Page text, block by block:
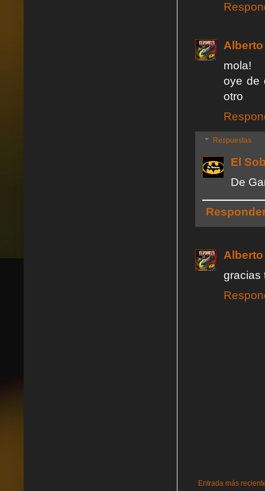
mola!
oye de
otro
Respuestas
El
De
gracias
Entrada más